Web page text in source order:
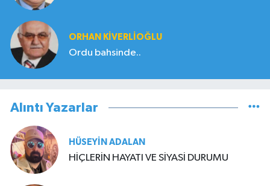
ORHAN KIVERLIOĞLU
Ordu bahsinde..
Alıntı Yazarlar
HÜSEYIN ADALAN
HİÇLERİN HAYATI VE SİYASİ DURUMU